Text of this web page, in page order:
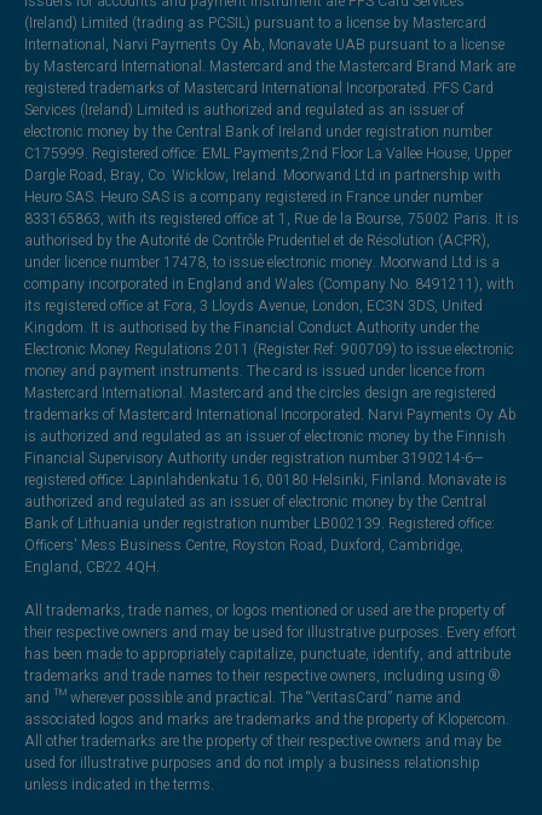
(Ireland) Limited (trading as PCSIL) pursuant to a license by Mastercard
International, Narvi Payments Oy Ab, Monavate UAB pursuant to a license
by Mastercard International. Mastercard and the Mastercard Brand Mark are
registered trademarks of Mastercard International Incorporated. PFS Card
Services (Ireland) Limited is authorized and regulated as an issuer of
electronic money by the Central Bank of Ireland under registration number
C175999. Registered office: EML Payments,2nd Floor La Vallee House, Upper
Dargle Road, Bray, Co. Wicklow, Ireland. Moorwand Ltd in partnership with
Heuro SAS. Heuro SAS is a company registered in France under number
833165863, with its registered office at 1, Rue de la Bourse, 75002 Paris. It is
authorised by the Autorité de Contrôle Prudentiel et de Résolution (ACPR),
under licence number 17478, to issue electronic money. Moorwand Ltd is a
company incorporated in England and Wales (Company No. 8491211), with
its registered office at Fora, 3 Lloyds Avenue, London, EC3N 3DS, United
Kingdom. It is authorised by the Financial Conduct Authority under the
Electronic Money Regulations 2011 (Register Ref: 900709) to issue electronic
money and payment instruments. The card is issued under licence from
Mastercard International. Mastercard and the circles design are registered
trademarks of Mastercard International Incorporated. Narvi Payments Oy Ab
is authorized and regulated as an issuer of electronic money by the Finnish
Financial Supervisory Authority under registration number 3190214-6—
registered office: Lapinlahdenkatu 16, 00180 Helsinki, Finland. Monavate is
authorized and regulated as an issuer of electronic money by the Central
Bank of Lithuania under registration number LB002139. Registered office:
Officers' Mess Business Centre, Royston Road, Duxford, Cambridge,
England, CB22 4QH.
All trademarks, trade names, or logos mentioned or used are the property of
their respective owners and may be used for illustrative purposes. Every effort
has been made to appropriately capitalize, punctuate, identify, and attribute
trademarks and trade names to their respective owners, including using ®
and ™ wherever possible and practical. The “VeritasCard” name and
associated logos and marks are trademarks and the property of Klopercom.
All other trademarks are the property of their respective owners and may be
used for illustrative purposes and do not imply a business relationship
unless indicated in the terms.